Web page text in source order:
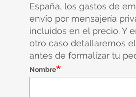
España, los gastos de
envío por mensajería
incluidos en el precio. Y
otro caso detallaremos
antes de formalizar tu
Nombre